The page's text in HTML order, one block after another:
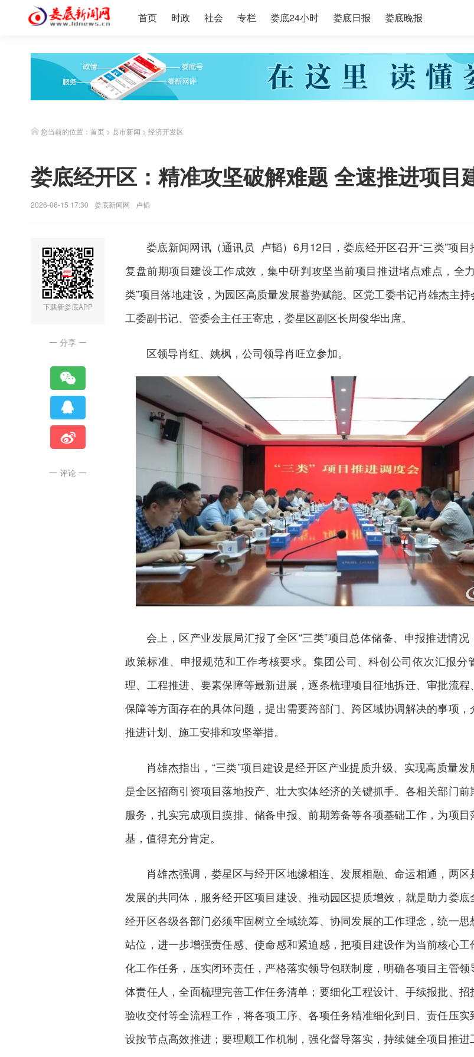
首页 时政 社会 专栏 娄底24小时 娄底日报 娄底晚报
您当前的位置： 首页 > 县市新闻 > 经济开发区
娄底经开区：精准攻坚破解难题 全速推进项目
2026-06-15 17:30 娄底新闻网 卢韬
下载新娄底APP
一 分享 一
一 评论 一
娄底新闻网讯（通讯员 卢韬）6月12日，娄底经开区召开“三类”项
复盘前期项目建设工作成效，集中研判攻坚当前项目推进堵点难点，全
类”项目落地建设，为园区高质量发展蓄势赋能。区党工委书记肖雄杰主
工委副书记、管委会主任王寄忠， 娄星区副区长周俊华出席。
区领导肖红、姚枫，公司领导肖旺立参加。
会上，区产业发展局汇报了全区“三类”项目总体储备、申报推进情
政策标准、申报规范和工作考核要求。集团公司、科创公司依次汇报分
理、工程推进、要素保障等最新进展，逐条梳理项目征地拆迁、审批流
保障等方面存在的具体问题，提出需要跨部门、跨区域协调解决的事项，
推进计划、施工安排和攻坚举措。
肖雄杰指出，“三类”项目建设是经开区产业提质升级、实现高质量
是全区招商引资项目落地投产、壮大实体经济的关键抓手。各相关部门
服务，扎实完成项目摸排、储备申报、前期筹备等各项基础工作，为项
基，值得充分肯定。
肖雄杰强调，娄星区与经开区地缘相连、发展相融、命运相通，两区
发展的共同体，服务经开区项目建设、推动园区提质增效，就是助力娄底
经开区各级各部门必须牢固树立全域统筹、协同发展的工作理念，统一
站位，进一步增强责任感、使命感和紧迫感，把项目建设作为当前核心
化工作任务，压实闭环责任，严格落实领导包联制度，明确各项目主管
体责任人，全面梳理完善工作任务清单；要细化工程设计、手续报批、招
验收交付等全流程工作，将各项工序、各项任务精准细化到日、责任压
设按节点高效推进；要理顺工作机制，强化督导落实，持续健全项目推